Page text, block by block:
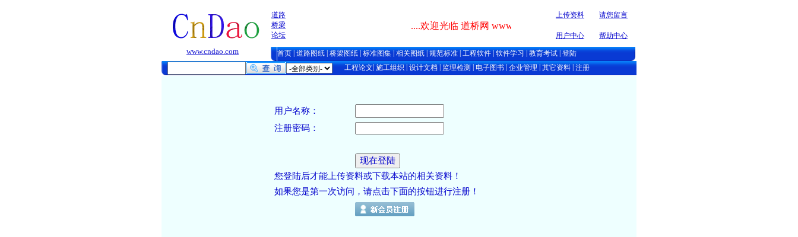
道路
桥梁
论坛
....欢迎光临 道桥网 www.cndao.com 道路 桥梁cndao.com....
上传资料 请您留言
用户中心 帮助中心
www.cndao.com 首页|道路图纸|桥梁图纸|标准图集|相关图纸|规范标准|工程软件|软件学习 |教育考试|登陆
工程论文 |施工组织| 设计文档|监理检测 |电子图书|企业管理 |其它资料 注册
用户名称：
注册密码：
您登陆后才能上传资料或下载本站的相关资料！
如果您是第一次访问，请点击下面的按钮进行注册！